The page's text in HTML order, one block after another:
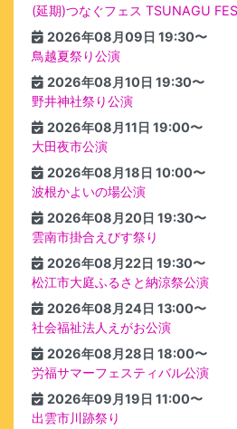
(延期)つなぐフェス TSUNAGU
2026年08月09日 19:30〜
鳥越夏祭り公演
2026年08月10日 19:30〜
野井神社祭り公演
2026年08月11日 19:00〜
大田夜市公演
2026年08月18日 10:00〜
波根かよいの場公演
2026年08月20日 19:30〜
雲南市掛合えびす祭り
2026年08月22日 19:30〜
松江市大庭ふるさと納涼祭公演
2026年08月24日 13:00〜
社会福祉法人えがお公演
2026年08月28日 18:00〜
労福サマーフェスティバル公演
2026年09月19日 11:00〜
出雲市川跡祭り